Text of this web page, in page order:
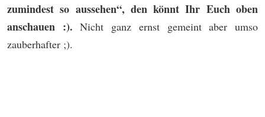
zumindest so aussehen“, den könnt Ihr Euch oben
anschauen :).Nicht ganz ernst gemeint aber umso
zauberhafter ;).